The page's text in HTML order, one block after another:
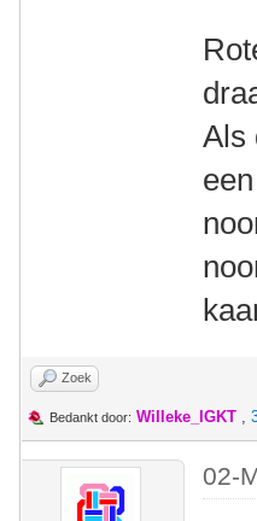
Als
Zoek
Bedankt door: Willeke_IGKT ,
02-